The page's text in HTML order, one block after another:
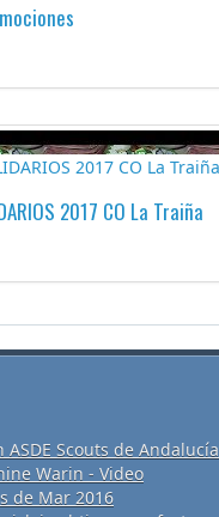
2017 CO La Traiña
Scouts de Andalucía
Warin - Video
de Mar 2016